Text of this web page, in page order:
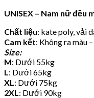
UNISEX – Nam nữ đều
Chất liệu: kate poly, vải
Cam kết: Không ra màu
Size:
M: Dưới 55kg
L : Dưới 65kg
XL : Dưới 75kg
2XL : Dưới 90kg